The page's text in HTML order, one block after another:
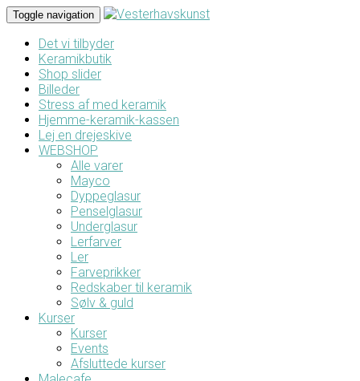
Toggle navigation
Det vi tilbyder
Keramikbutik
Shop slider
Billeder
Stress af med keramik
Hjemme-keramik-kassen
Lej en drejeskive
WEBSHOP
Alle varer
Mayco
Dyppeglasur
Penselglasur
Underglasur
Lerfarver
Ler
Farveprikker
Redskaber til keramik
Sølv & guld
Kurser
Kurser
Events
Afsluttede kurser